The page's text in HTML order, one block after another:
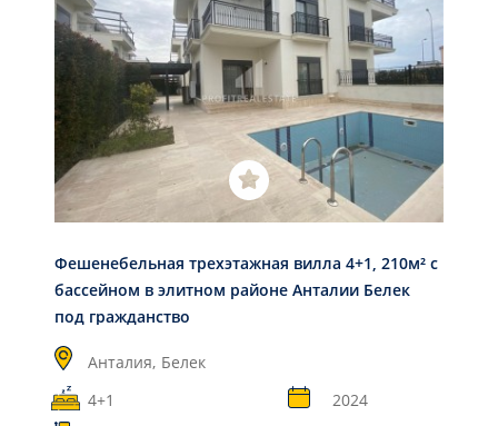
Фешенебельная трехэтажная вилла 4+1, 210м² с
бассейном в элитном районе Анталии Белек
под гражданство
Анталия, Белек
4+1
2024